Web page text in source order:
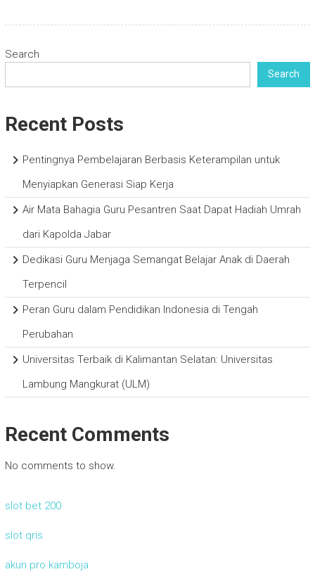
Search
Search
Recent Posts
Pentingnya Pembelajaran Berbasis Keterampilan untuk
Menyiapkan Generasi Siap Kerja
Air Mata Bahagia Guru Pesantren Saat Dapat Hadiah Umrah
dari Kapolda Jabar
Dedikasi Guru Menjaga Semangat Belajar Anak di Daerah
Terpencil
Peran Guru dalam Pendidikan Indonesia di Tengah
Perubahan
Universitas Terbaik di Kalimantan Selatan: Universitas
Lambung Mangkurat (ULM)
Recent Comments
No comments to show.
slot bet 200
slot qris
akun pro kamboja